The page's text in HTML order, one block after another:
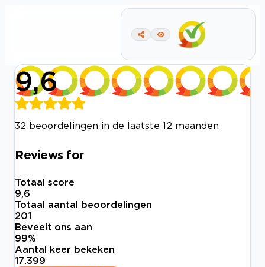
9,6
32 beoordelingen in de laatste 12 maanden
Reviews for
Totaal score
9,6
Totaal aantal beoordelingen
201
Beveelt ons aan
99%
Aantal keer bekeken
17.399